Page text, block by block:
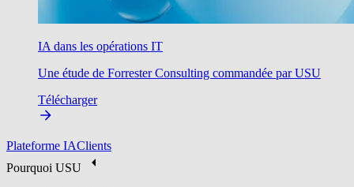
IA dans les opérations IT
Une étude de Forrester Consulting commandée par USU
Télécharger
Plateforme IAClients
Pourquoi USU